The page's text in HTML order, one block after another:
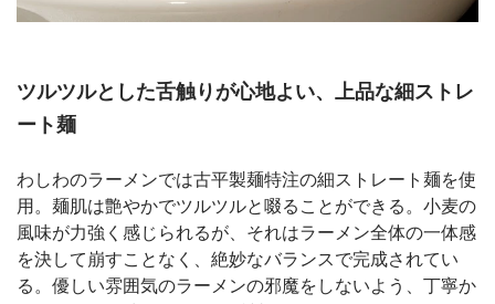
ツルツルとした舌触りが心地よい、上品な細ストレ
ート麺
わしわのラーメンでは古平製麺特注の細ストレート麺を使
用。麺肌は艶やかでツルツルと啜ることができる。小麦の
風味が力強く感じられるが、それはラーメン全体の一体感
を決して崩すことなく、絶妙なバランスで完成されてい
る。優しい雰囲気のラーメンの邪魔をしないよう、丁寧か